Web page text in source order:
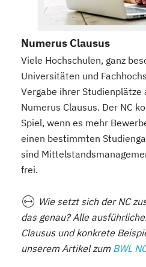
Numerus Clausus
Viele Hochschulen, ganz
Universitäten und
Vergabe ihrer Studienplätze
Numerus Clausus. Der NC
Spiel, wenn es mehr
einen bestimmten
sind
frei.
Wie setzt sich der NC
das genau? Alle
Clausus und konkrete
unserem Artikel zum BWL